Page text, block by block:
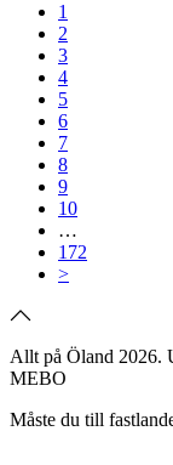
1
2
3
4
5
6
7
8
9
10
…
172
>
Allt på Öland 2026.
MEBO
Måste du till